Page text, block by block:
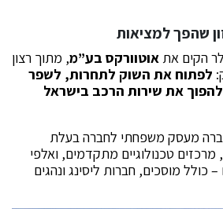
שהפך למציאות
אוטוורקס בע”מ, מתוך רצון
לפתוח את השוק לתחרות, לשפר
את שירות הרכב בישראל
מעסק משפחתי לחברה בעלת
טכנולוגיים מתקדמים, ואלפי
כולל מוסכים, חברות ליסינג ונהגים